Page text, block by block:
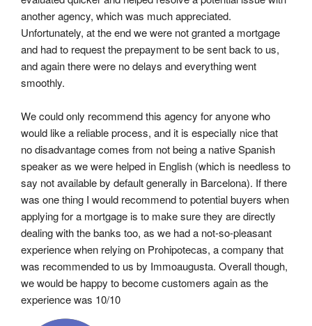
another agency, which was much appreciated.
Unfortunately, at the end we were not granted a mortgage
and had to request the prepayment to be sent back to us,
and again there were no delays and everything went
smoothly.
We could only recommend this agency for anyone who
would like a reliable process, and it is especially nice that
no disadvantage comes from not being a native Spanish
speaker as we were helped in English (which is needless to
say not available by default generally in Barcelona). If there
was one thing I would recommend to potential buyers when
applying for a mortgage is to make sure they are directly
dealing with the banks too, as we had a not-so-pleasant
experience when relying on Prohipotecas, a company that
was recommended to us by Immoaugusta. Overall though,
we would be happy to become customers again as the
experience was 10/10